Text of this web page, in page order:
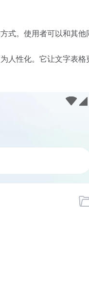
式。使用者可以和其
人性化。它让文字表